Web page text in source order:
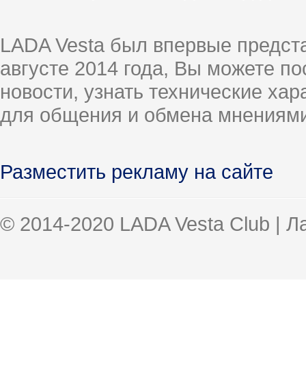
LADA Vesta был впервые
августе 2014 года, Вы можете
новости, узнать технические
для общения и обмена
Разместить рекламу на сайте
© 2014-2020 LADA Vesta Club |